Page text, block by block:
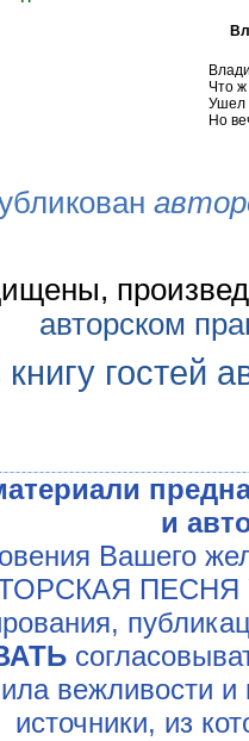
Что
Ушел
Но
авторском
гостей
и
Вашего
ПЕСНЯ
вежливости и
источники, из